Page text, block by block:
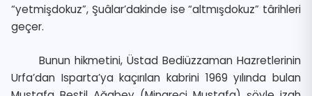
“yetmişdokuz”, Şuâlar’dakinde ise “altmışdokuz” târihleri
geçer.
Bunun hikmetini, Üstad Bediüzzaman Hazretlerinin
Urfa’dan Isparta’ya kaçırılan kabrini 1969 yılında bulan